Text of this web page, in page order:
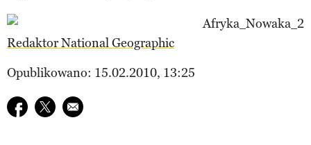
Redaktor National Geographic
Opublikowano: 15.02.2010, 13:25
Udostępnij na facebook
Udostępnij na twitter
E-mail do przyjaciela